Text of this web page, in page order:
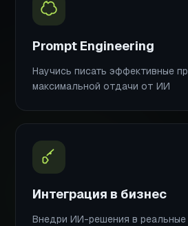
Prompt Engineering
Научись писать эффективные
максимальной отдачи от ИИ
Интеграция в бизнес
Внедри ИИ-решения в